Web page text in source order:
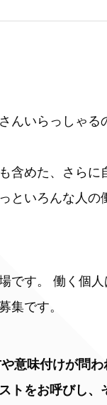
んいらっしゃる
含めた、さらに
といろんな人の
です。 働く個人
です。
意味付けが問わ
トをお呼びし、